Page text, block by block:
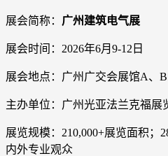
展会简称： 广州建筑电气展
展会时间：2026年6月9-12日
展会地点：广州广交会展馆A、
主办单位：广州光亚法兰克福展
展览规模：210,000+展览面积；
内外专业观众